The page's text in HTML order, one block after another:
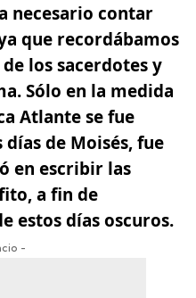
necesario contar
que recordábamos
los sacerdotes y
Sólo en la medida
Atlante se fue
de Moisés, fue
en escribir las
a fin de
estos días oscuros.
-